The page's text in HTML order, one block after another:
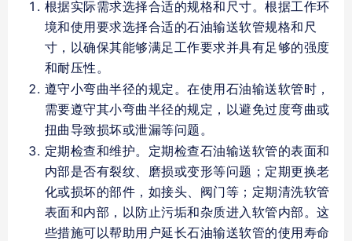
根据实际需求选择合适的规格和尺寸。根据工作环
境和使用要求选择合适的石油输送软管规格和尺
寸，以确保其能够满足工作要求并具有足够的强度
和耐压性。
遵守小弯曲半径的规定。在使用石油输送软管时，
需要遵守其小弯曲半径的规定，以避免过度弯曲或
扭曲导致损坏或泄漏等问题。
定期检查和维护。定期检查石油输送软管的表面和
内部是否有裂纹、磨损或变形等问题；定期更换老
化或损坏的部件，如接头、阀门等；定期清洗软管
表面和内部，以防止污垢和杂质进入软管内部。这
些措施可以帮助用户延长石油输送软管的使用寿命